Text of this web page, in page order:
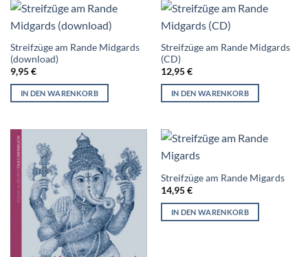
Streifzüge am Rande Midgards
(download)
9,95€
IN DEN WARENKORB
Streifzüge am Rande Midgards
(CD)
12,95€
IN DEN WARENKORB
Streifzüge am Rande Migards
14,95€
IN DEN WARENKORB